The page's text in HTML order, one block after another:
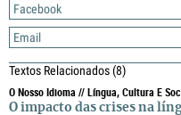
Facebook
Email
Textos Relacionados(8)
O Nosso Idioma // Língua, Cultura E
O impacto das crises na